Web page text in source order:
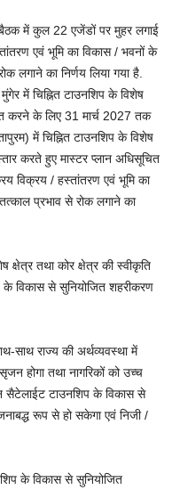
बैठक में कुल 22 एजेंडों पर मुहर लगाई
एवं भूमि का विकास / भवनों के
लगाने का निर्णय लिया गया है.
में चिह्नित टाउनशिप के विशेष
करने के लिए 31 मार्च 2027 तक
में चिह्नित टाउनशिप के विशेष
करते हुए मास्टर प्लान अधिसूचित
विक्रय / हस्तांतरण एवं भूमि का
प्रभाव से रोक लगाने का
तथा कोर क्षेत्र की स्वीकृति
के विकास से सुनियोजित शहरीकरण
साथ राज्य की अर्थव्यवस्था में
होगा तथा नागरिकों को उच्च
सैटेलाईट टाउनशिप के विकास से
रूप से हो सकेगा एवं निजी /
के विकास से सुनियोजित